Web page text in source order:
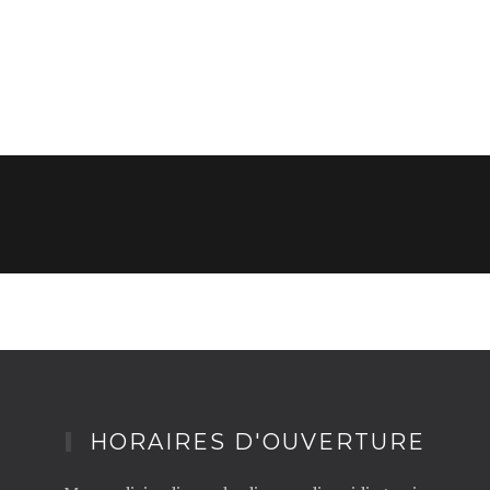
HORAIRES D'OUVERTURE